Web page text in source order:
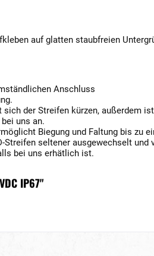
auf glatten staubfreien
Anschluss
der Streifen kürzen, außerdem
uns an.
Biegung und Faltung bis zu
seltener ausgewechselt
bei uns erhätlich ist.
IP67"